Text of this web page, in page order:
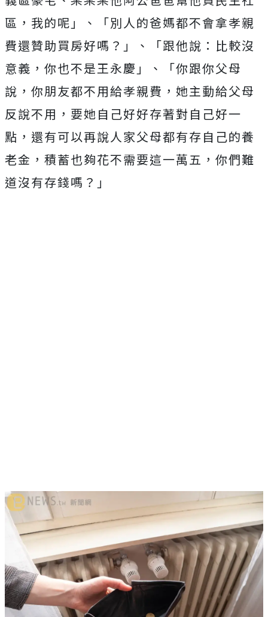
區，我的呢」、「別人的爸媽都不會拿孝親
費還贊助買房好嗎？」、「跟他說：比較沒
意義，你也不是王永慶」、「你跟你父母
說，你朋友都不用給孝親費，她主動給父母
反說不用，要她自己好好存著對自己好一
點，還有可以再說人家父母都有存自己的養
老金，積蓄也夠花不需要這一萬五，你們難
道沒有存錢嗎？」